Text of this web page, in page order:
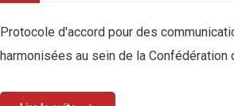
Protocole d'accord pour des
harmonisées au sein de la Confédération